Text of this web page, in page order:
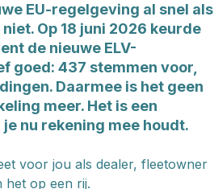
EU-regelgeving al snel als
Op 18 juni 2026 keurde
de nieuwe ELV-
goed: 437 stemmen voor,
Daarmee is het geen
meer. Het is een
nu rekening mee houdt.
voor jou als dealer, fleetowner
het op een rij.